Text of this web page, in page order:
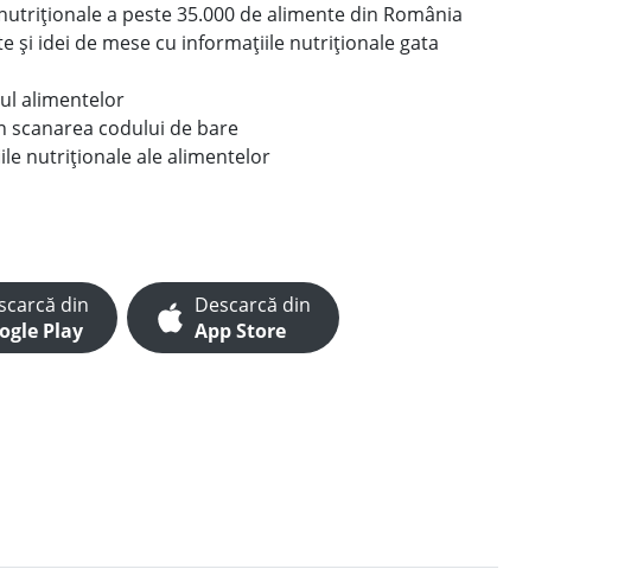
a peste 35.000 de alimente din România
și idei de mese cu informațiile nutriționale gata
alimentelor
scanarea codului de bare
nutriționale ale alimentelor
din
Play
Descarcă din
App Store